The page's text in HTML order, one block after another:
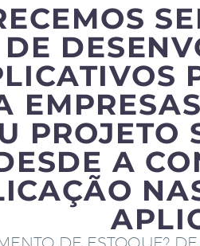
DE
PROJETO
A